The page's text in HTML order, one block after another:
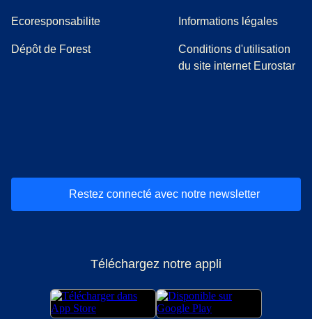
Ecoresponsabilite
Dépôt de Forest
Informations légales
Conditions d'utilisation
du site internet Eurostar
Restez connecté avec notre newsletter
Téléchargez notre appli